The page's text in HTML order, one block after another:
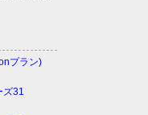
プラン)
ズ31